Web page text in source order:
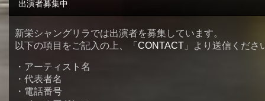
出演者募集中
新栄シャングリラでは出演者を募集しています。
以下の項目をご記入の上、「 CONTACT」より送信くださ
・アーティスト名
・代表者名
・電話番号